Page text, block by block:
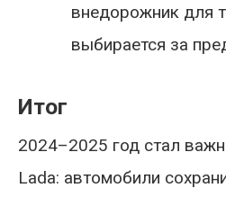
внедорожник для
выбирается за
Итог
2024–2025 год стал
Lada: автомобили